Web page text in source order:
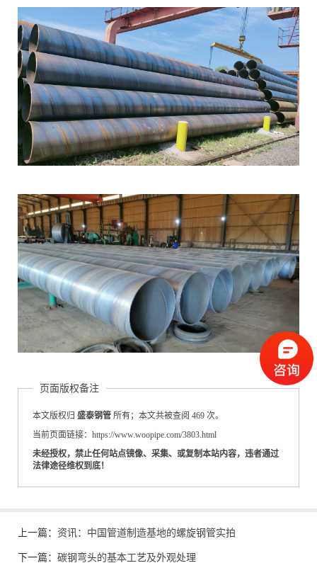
页面版权备注
本文版权归 盛泰钢管 所有；本文共被查阅 469 次。
当前页面链接：https://www.woopipe.com/3803.html
未经授权，禁止任何站点镜像、采集、或复制本站内容，违者通过
法律途径维权到底！
上一篇： 资讯：中国管道制造基地的螺旋钢管实拍
下一篇： 碳钢弯头的基本工艺及外观处理